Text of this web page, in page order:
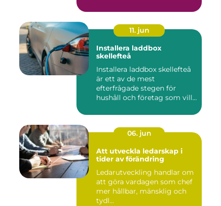
11. jun
Installera laddbox
skellefteå
Installera laddbox skellefteå
är ett av de mest
efterfrågade stegen för
hushåll och företag som vill...
06. jun
Att utveckla ledarskap i
tider av förändring
Ledarutveckling handlar om
att göra vardagen som chef
mer hållbar, mänsklig och
tydl...